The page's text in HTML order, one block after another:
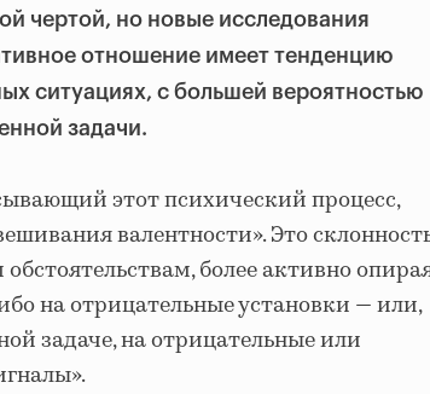
чертой, но новые исследования
отношение имеет тенденцию
ситуациях, с большей вероятностью
задачи.
этот психический процесс,
валентности». Это
более активно
на отрицательные установки — или,
задаче, на отрицательные или